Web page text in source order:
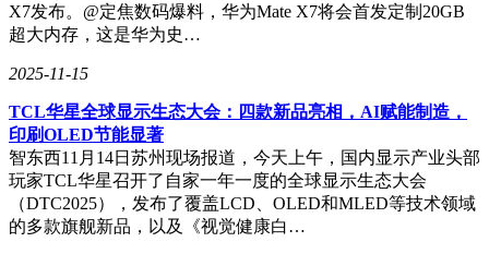
在激光雷达领域，氮化镓器件的应用为自动驾驶和辅助驾驶提
供了理想的解决方案。氮化镓的高开关速度满足了激光雷达对
短脉冲和高峰值功率的需求，为激光雷达的低价格、小体积和
升了伺服电机的驱动效率，降低了电机损耗和电容规格，进一
步简化了驱动电路设计和体积，提升了关节电机的灵活性。
手机和平板电脑领域也早已见证了氮化镓技术的革新。OPPO
早在2021年就将低压氮化镓开关管应用于手机内部，用于快充
路径管理，显著减少了发热和压降，支持了更高功率、更长持
X7发布。@定焦数码爆料，华为Mate X7将会首发定制20GB
超大内存，这是华为史…
2025-11-15
TCL华星全球显示生态大会：四款新品亮相，AI赋能制造，
印刷OLED节能显著
智东西11月14日苏州现场报道，今天上午，国内显示产业头部
玩家TCL华星召开了自家一年一度的全球显示生态大会
（DTC2025），发布了覆盖LCD、OLED和MLED等技术领域
的多款旗舰新品，以及《视觉健康白…